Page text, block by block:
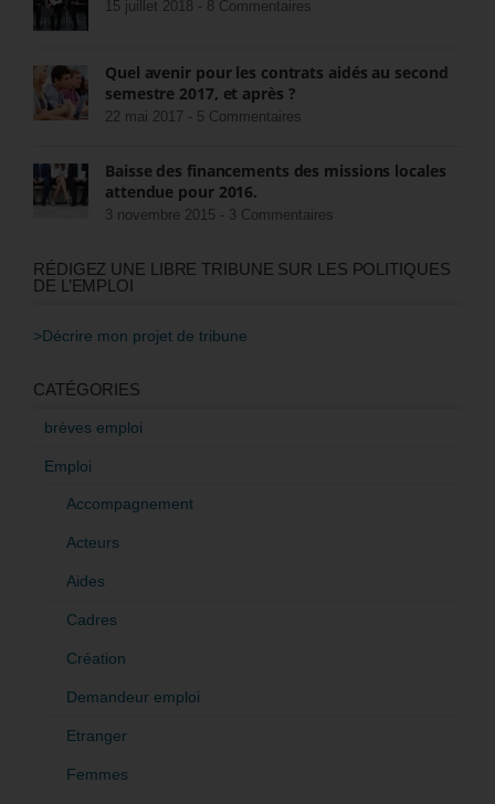
15 juillet 2018 - 8 Commentaires
Quel avenir pour les contrats aidés au second
semestre 2017, et après ?
22 mai 2017 - 5 Commentaires
Baisse des financements des missions locales
attendue pour 2016.
3 novembre 2015 - 3 Commentaires
RÉDIGEZ UNE LIBRE TRIBUNE SUR LES POLITIQUES
DE L’EMPLOI
>Décrire mon projet de tribune
CATÉGORIES
brèves emploi
Emploi
Accompagnement
Acteurs
Aides
Cadres
Création
Demandeur emploi
Etranger
Femmes